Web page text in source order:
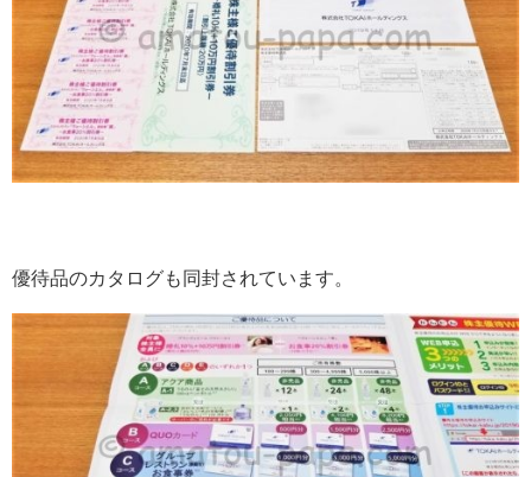
優待品のカタログも同封されています。